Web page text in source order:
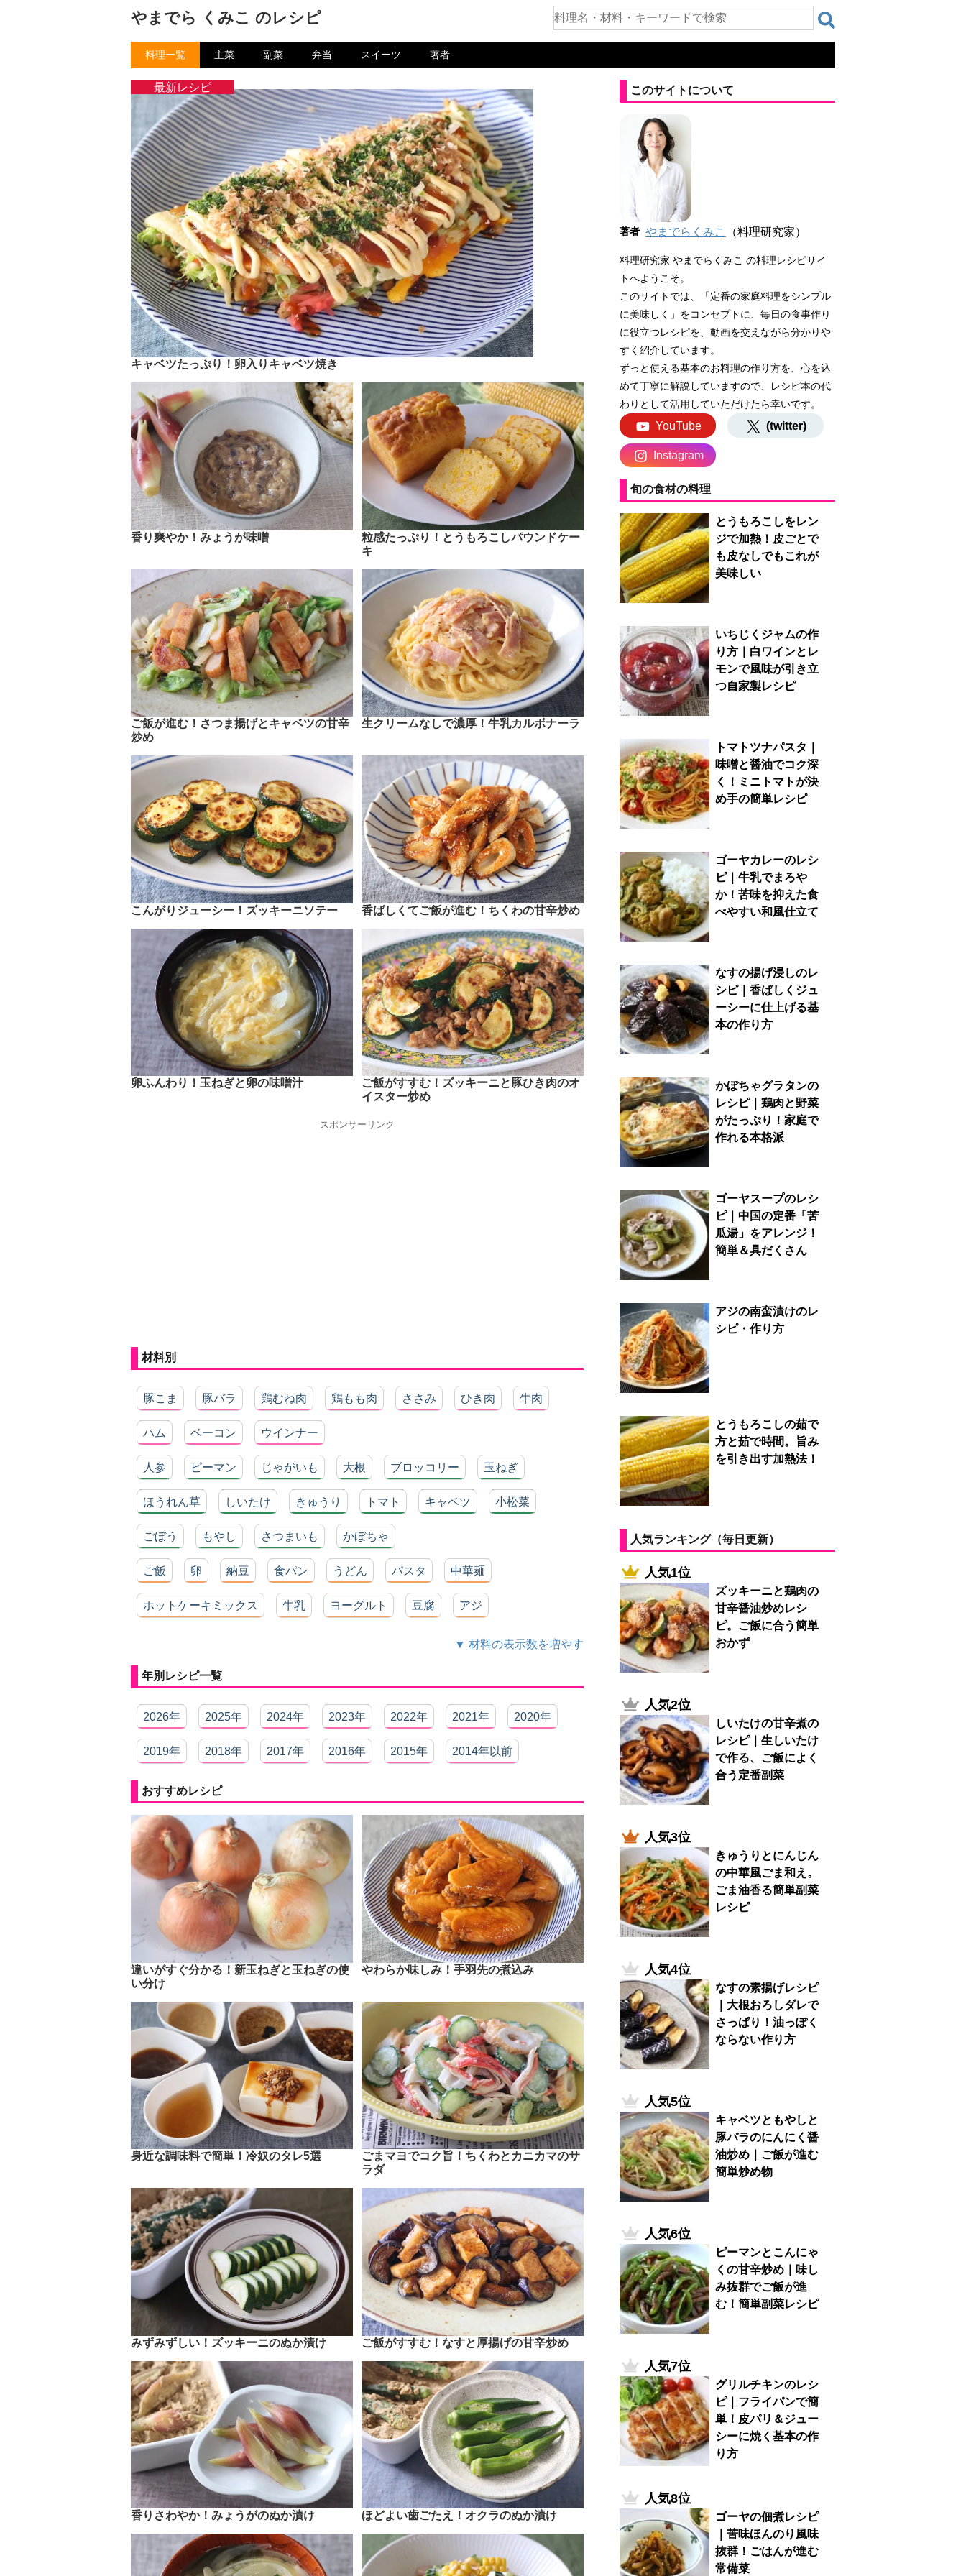
やまでら くみこ のレシピ
料理一覧 主菜 副菜 弁当 スイーツ 著者
最新レシピ
キャベツたっぷり！卵入りキャベツ焼き
香り爽やか！みょうが味噌
粒感たっぷり！とうもろこしパウンドケー
キ
ご飯が進む！さつま揚げとキャベツの甘辛
炒め
生クリームなしで濃厚！牛乳カルボナーラ
こんがりジューシー！ズッキーニソテー 香ばしくてご飯が進む！ちくわの甘辛炒め
卵ふんわり！玉ねぎと卵の味噌汁
ご飯がすすむ！ズッキーニと豚ひき肉のオ
イスター炒め
スポンサーリンク
材料別
豚こま 豚バラ 鶏むね肉 鶏もも肉 ささみ ひき肉 牛肉
ハム ベーコン ウインナー
人参 ピーマン じゃがいも 大根 ブロッコリー 玉ねぎ
ほうれん草 しいたけ きゅうり トマト キャベツ 小松菜
ごぼう もやし さつまいも かぼちゃ
ご飯 卵 納豆 食パン うどん パスタ 中華麺
ホットケーキミックス 牛乳 ヨーグルト 豆腐 アジ
▼ 材料の表示数を増やす
年別レシピ一覧
2026年 2025年 2024年 2023年 2022年 2021年 2020年
2019年 2018年 2017年 2016年 2015年 2014年以前
おすすめレシピ
違いがすぐ分かる！新玉ねぎと玉ねぎの使
い分け
やわらか味しみ！手羽先の煮込み
身近な調味料で簡単！冷奴のタレ5選
ごまマヨでコク旨！ちくわとカニカマのサ
ラダ
みずみずしい！ズッキーニのぬか漬け ご飯がすすむ！なすと厚揚げの甘辛炒め
香りさわやか！みょうがのぬか漬け ほどよい歯ごたえ！オクラのぬか漬け
このサイトについて
著者 やまでらくみこ （料理研究家）
料理研究家 やまでらくみこ の料理レシピサイ
トへようこそ。
このサイトでは、「定番の家庭料理をシンプル
に美味しく」をコンセプトに、毎日の食事作り
に役立つレシピを、動画を交えながら分かりや
すく紹介しています。
ずっと使える基本のお料理の作り方を、心を込
めて丁寧に解説していますので、レシピ本の代
わりとして活用していただけたら幸いです。
YouTube (twitter)
Instagram
旬の食材の料理
とうもろこしをレン
ジで加熱！皮ごとで
も皮なしでもこれが
美味しい
いちじくジャムの作
り方｜白ワインとレ
モンで風味が引き立
つ自家製レシピ
トマトツナパスタ｜
味噌と醤油でコク深
く！ミニトマトが決
め手の簡単レシピ
ゴーヤカレーのレシ
ピ｜牛乳でまろや
か！苦味を抑えた食
べやすい和風仕立て
なすの揚げ浸しのレ
シピ｜香ばしくジュ
ーシーに仕上げる基
本の作り方
かぼちゃグラタンの
レシピ｜鶏肉と野菜
がたっぷり！家庭で
作れる本格派
ゴーヤスープのレシ
ピ｜中国の定番「苦
瓜湯」をアレンジ！
簡単＆具だくさん
アジの南蛮漬けのレ
シピ・作り方
とうもろこしの茹で
方と茹で時間。旨み
を引き出す加熱法！
人気ランキング（毎日更新）
人気1位
ズッキーニと鶏肉の
甘辛醤油炒めレシ
ピ。ご飯に合う簡単
おかず
人気2位
しいたけの甘辛煮の
レシピ｜生しいたけ
で作る、ご飯によく
合う定番副菜
人気3位
きゅうりとにんじん
の中華風ごま和え。
ごま油香る簡単副菜
レシピ
人気4位
なすの素揚げレシピ
｜大根おろしダレで
さっぱり！油っぽく
ならない作り方
人気5位
キャベツともやしと
豚バラのにんにく醤
油炒め｜ご飯が進む
簡単炒め物
人気6位
ピーマンとこんにゃ
くの甘辛炒め｜味し
み抜群でご飯が進
む！簡単副菜レシピ
人気7位
グリルチキンのレシ
ピ｜フライパンで簡
単！皮パリ＆ジュー
シーに焼く基本の作
り方
人気8位
ゴーヤの佃煮レシピ
｜苦味ほんのり風味
抜群！ごはんが進む
常備菜